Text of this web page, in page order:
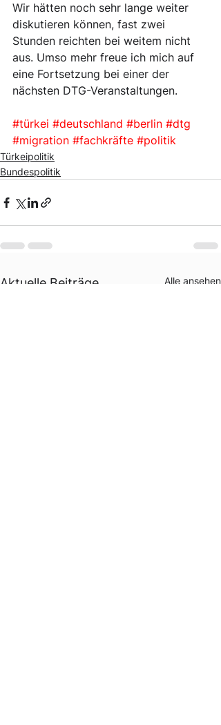
Wir hätten noch sehr lange weiter
diskutieren können, fast zwei
Stunden reichten bei weitem nicht
aus. Umso mehr freue ich mich auf
eine Fortsetzung bei einer der
nächsten DTG-Veranstaltungen.
#türkei #deutschland #berlin #dtg
#migration #fachkräfte #politik
Türkeipolitik
Bundespolitik
Aktuelle Beiträge Alle ansehen